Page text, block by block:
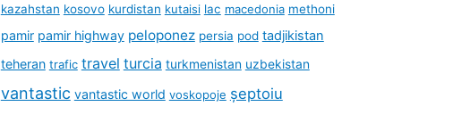
kazahstan kosovo kurdistan kutaisi lac macedonia methoni
pamir pamir highway peloponez persia pod tadjikistan
teheran trafic travel turcia turkmenistan uzbekistan
vantastic vantastic world voskopoje șeptoiu